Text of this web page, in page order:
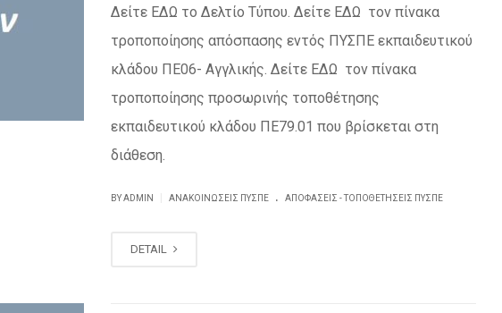
Δείτε ΕΔΩ το Δελτίο Τύπου. Δείτε ΕΔΩ τον πίνακα
τροποποίησης απόσπασης εντός ΠΥΣΠΕ εκπαιδευτικού
κλάδου ΠΕ06- Αγγλικής. Δείτε ΕΔΩ τον πίνακα
τροποποίησης προσωρινής τοποθέτησης
εκπαιδευτικού κλάδου ΠΕ79.01 που βρίσκεται στη
διάθεση.
BY ADMIN ΑΝΑΚΟΙΝΏΣΕΙΣ ΠΥΣΠΕ . ΑΠΟΦΆΣΕΙΣ - ΤΟΠΟΘΕΤΉΣΕΙΣ ΠΥΣΠΕ
DETAIL